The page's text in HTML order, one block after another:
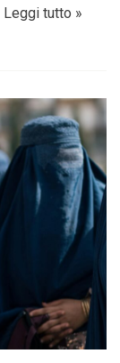
Leggi tutto »